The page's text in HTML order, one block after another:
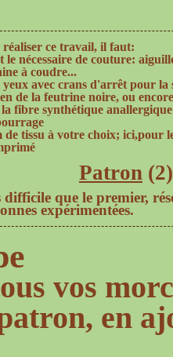
ce travail, il faut:
le nécessaire de couture:
à coudre...
yeux avec crans d'arrêt pour la
de la feutrine noire, ou
la fibre synthétique
de tissu à votre choix; ici,pour
Patron (2)
difficile que le premier,
expérimentées.
vos
en